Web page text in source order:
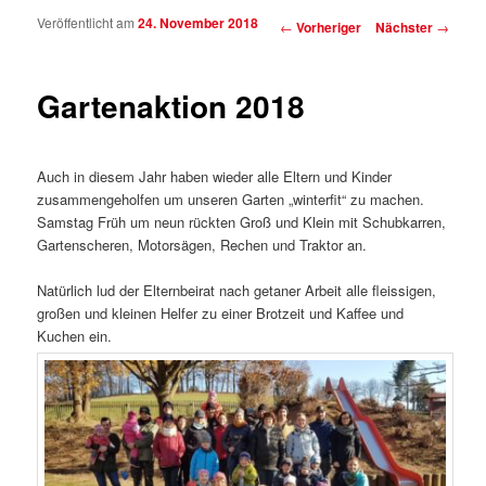
Beitragsnavigation
← Vorheriger Nächster →
Gartenaktion 2018
Veröffentlicht am24. November 2018
Auch in diesem Jahr haben wieder alle Eltern und Kinder
zusammengeholfen um unseren Garten „winterfit“ zu machen.
Samstag Früh um neun rückten Groß und Klein mit Schubkarren,
Gartenscheren, Motorsägen, Rechen und Traktor an.
Natürlich lud der Elternbeirat nach getaner Arbeit alle fleissigen,
großen und kleinen Helfer zu einer Brotzeit und Kaffee und
Kuchen ein.